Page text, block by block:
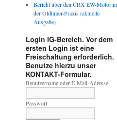
Bericht über den CRX EW-Motor in
der Oldtimer-Praxis (aktuelle
Ausgabe)
Login IG-Bereich. Vor dem
ersten Login ist eine
Freischaltung erforderlich.
Benutze hierzu unser
KONTAKT-Formular.
Benutzername oder E-Mail-Adresse
Passwort